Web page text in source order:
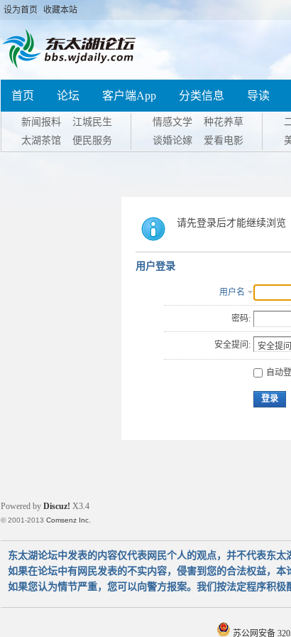
设为首页 收藏本站
首页 论坛 客户端App 分类信息 导读
新闻报料
江城民生
太湖茶馆
便民服务
情感文学
种花养草
谈婚论嫁
爱看电影
请先登录后才能继续浏览
用户登录
用户名
密码:
安全提问:
自动
登录
Powered by Discuz! X3.4
© 2001-2013 Comsenz Inc.
东太湖论坛中发表的内容仅代表网民个人的观点，并不代表东太
如果在论坛中有网民发表的不实内容，侵害到您的合法权益，本
如果您认为情节严重，您可以向警方报案。我们按法定程序积极
苏公网安备